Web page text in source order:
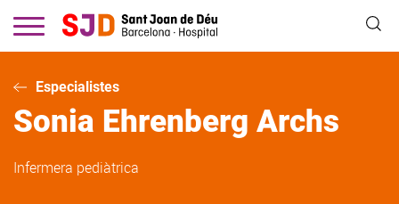
contingut
Especialistes
Sonia Ehrenberg Archs
Infermera pediàtrica